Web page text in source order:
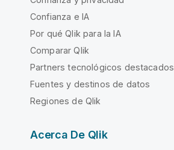
Confianza e IA
Por qué Qlik para la IA
Comparar Qlik
Partners tecnológicos destacados
Fuentes y destinos de datos
Regiones de Qlik
Acerca De Qlik